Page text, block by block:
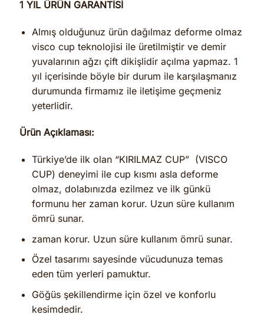
1 YIL ÜRÜN GARANTİSİ
Almış olduğunuz ürün dağılmaz deforme olmaz
visco cup teknolojisi ile üretilmiştir ve demir
yuvalarının ağzı çift dikişlidir açılma yapmaz. 1
yıl içerisinde böyle bir durum ile karşılaşmanız
durumunda firmamız ile iletişime geçmeniz
yeterlidir.
Ürün Açıklaması:
Türkiye’de ilk olan “KIRILMAZ CUP” (VISCO
CUP) deneyimi ile cup kısmı asla deforme
olmaz, dolabınızda ezilmez ve ilk günkü
formunu her zaman korur. Uzun süre kullanım
ömrü sunar.
zaman korur. Uzun süre kullanım ömrü sunar.
Özel tasarımı sayesinde vücudunuza temas
eden tüm yerleri pamuktur.
Göğüs şekillendirme için özel ve konforlu
kesimdedir.